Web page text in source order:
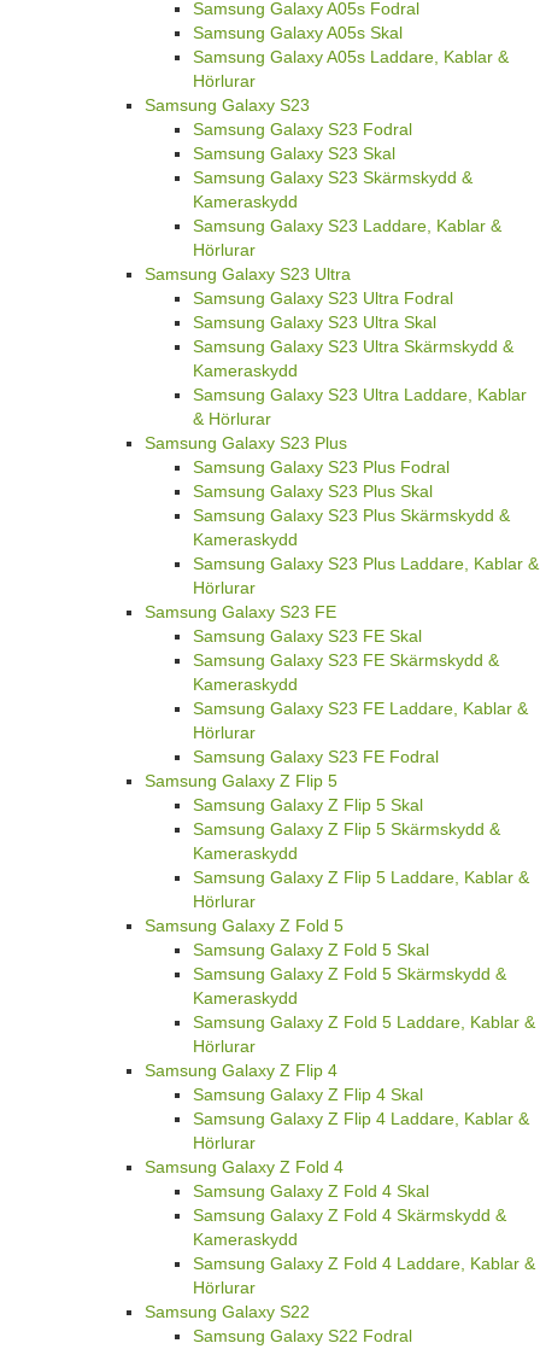
Samsung Galaxy A05s Fodral
Samsung Galaxy A05s Skal
Samsung Galaxy A05s Laddare, Kablar &
Hörlurar
Samsung Galaxy S23
Samsung Galaxy S23 Fodral
Samsung Galaxy S23 Skal
Samsung Galaxy S23 Skärmskydd &
Kameraskydd
Samsung Galaxy S23 Laddare, Kablar &
Hörlurar
Samsung Galaxy S23 Ultra
Samsung Galaxy S23 Ultra Fodral
Samsung Galaxy S23 Ultra Skal
Samsung Galaxy S23 Ultra Skärmskydd &
Kameraskydd
Samsung Galaxy S23 Ultra Laddare, Kablar
& Hörlurar
Samsung Galaxy S23 Plus
Samsung Galaxy S23 Plus Fodral
Samsung Galaxy S23 Plus Skal
Samsung Galaxy S23 Plus Skärmskydd &
Kameraskydd
Samsung Galaxy S23 Plus Laddare, Kablar &
Hörlurar
Samsung Galaxy S23 FE
Samsung Galaxy S23 FE Skal
Samsung Galaxy S23 FE Skärmskydd &
Kameraskydd
Samsung Galaxy S23 FE Laddare, Kablar &
Hörlurar
Samsung Galaxy S23 FE Fodral
Samsung Galaxy Z Flip 5
Samsung Galaxy Z Flip 5 Skal
Samsung Galaxy Z Flip 5 Skärmskydd &
Kameraskydd
Samsung Galaxy Z Flip 5 Laddare, Kablar &
Hörlurar
Samsung Galaxy Z Fold 5
Samsung Galaxy Z Fold 5 Skal
Samsung Galaxy Z Fold 5 Skärmskydd &
Kameraskydd
Samsung Galaxy Z Fold 5 Laddare, Kablar &
Hörlurar
Samsung Galaxy Z Flip 4
Samsung Galaxy Z Flip 4 Skal
Samsung Galaxy Z Flip 4 Laddare, Kablar &
Hörlurar
Samsung Galaxy Z Fold 4
Samsung Galaxy Z Fold 4 Skal
Samsung Galaxy Z Fold 4 Skärmskydd &
Kameraskydd
Samsung Galaxy Z Fold 4 Laddare, Kablar &
Hörlurar
Samsung Galaxy S22
Samsung Galaxy S22 Fodral